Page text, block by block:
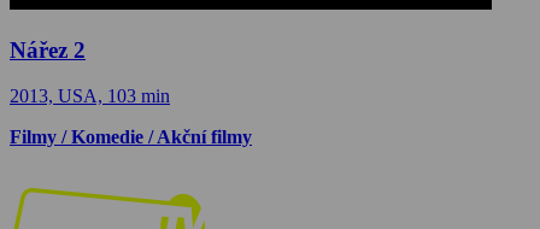
Nářez 2
2013, USA, 103 min
Filmy / Komedie / Akční filmy